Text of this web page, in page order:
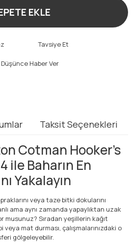
EKLE
Tavsiye Et
Düşünce Haber Ver
Taksit Seçenekleri
Cotman Hooker's
ile Baharın En
Yakalayın
veya taze bitki dokularını
ama aynı zamanda yapaylıktan uzak
musunuz? Sıradan yeşillerin kağıt
mat durması, çalışmalarınızdaki o
gölgeleyebilir.